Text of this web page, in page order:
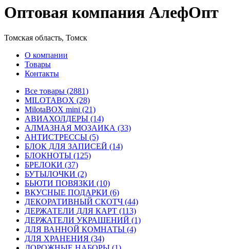
Оптовая компания АлефОпт
Томская область, Томск
О компании
Товары
Контакты
Все товары (2881)
MILOTABOX (28)
MilotaBOX mini (21)
АВИАХОЛДЕРЫ (14)
АЛМАЗНАЯ МОЗАИКА (33)
АНТИСТРЕССЫ (5)
БЛОК ДЛЯ ЗАПИСЕЙ (14)
БЛОКНОТЫ (125)
БРЕЛОКИ (37)
БУТЫЛОЧКИ (2)
БЬЮТИ ПОВЯЗКИ (10)
ВКУСНЫЕ ПОДАРКИ (6)
ДЕКОРАТИВНЫЙ СКОТЧ (44)
ДЕРЖАТЕЛИ ДЛЯ КАРТ (113)
ДЕРЖАТЕЛИ УКРАШЕНИЙ (1)
ДЛЯ ВАННОЙ КОМНАТЫ (4)
ДЛЯ ХРАНЕНИЯ (34)